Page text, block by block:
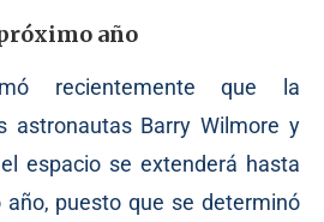
año
recientemente que la
astronautas Barry Wilmore y
espacio se extenderá hasta
puesto que se determinó